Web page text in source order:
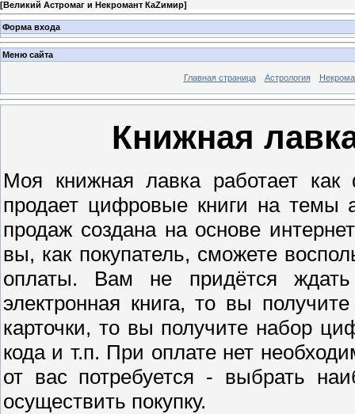
[Великий Астромаг и Некромант КаZимир]
Форма входа
Меню сайта
Главная страница Астрология
Книжная
Моя книжная лавка работает
продает цифровые книги на темы
продаж создана на основе
вы, как покупатель, сможете
оплаты. Вам не придётся
электронная книга, то вы
карточки, то вы получите набор
кода и т.п. При оплате нет
от вас потребуется - выбрать
осуществить покупку.